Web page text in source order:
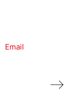
Email